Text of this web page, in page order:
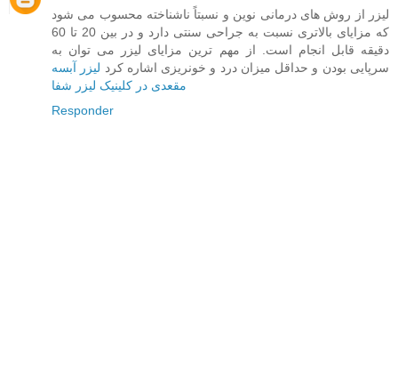
لیزر از روش های درمانی نوین و نسبتاً ناشناخته محسوب می شود
که مزایای بالاتری نسبت به جراحی سنتی دارد و در بین 20 تا 60
دقیقه قابل انجام است. از مهم ترین مزایای لیزر می توان به
سرپایی بودن و حداقل میزان درد و خونریزی اشاره کرد لیزر آبسه
مقعدی در کلینیک لیزر شفا
Responder